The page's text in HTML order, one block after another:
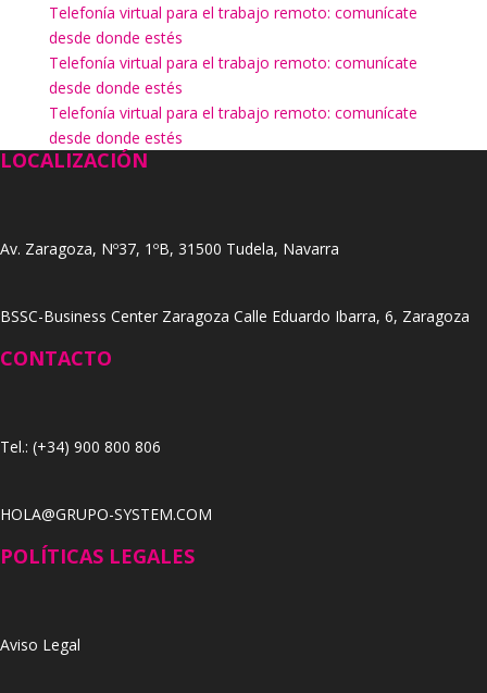
Telefonía virtual para el trabajo remoto: comunícate
desde donde estés
Telefonía virtual para el trabajo remoto: comunícate
desde donde estés
Telefonía virtual para el trabajo remoto: comunícate
desde donde estés
LOCALIZACIÓN
Av. Zaragoza, Nº37, 1ºB, 31500 Tudela, Navarra
BSSC-Business Center Zaragoza Calle Eduardo Ibarra, 6, Zaragoza
CONTACTO
Tel.: (+34) 900 800 806
HOLA@GRUPO-SYSTEM.COM
POLÍTICAS LEGALES
Aviso Legal